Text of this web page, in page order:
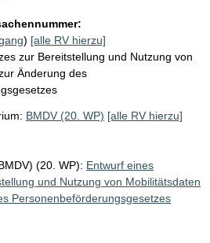
) [alle RV hierzu]
zur Bereitstellung und Nutzung von
Änderung des
BMDV (20. WP) [alle RV hierzu]
(20. WP): Entwurf eines
und Nutzung von Mobilitätsdaten
Personenbeförderungsgesetzes